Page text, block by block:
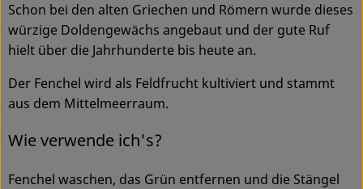
Blog & Aktuelles
Service
Schon bei den alten Griechen und Römern wurde dieses
würzige Doldengewächs angebaut und der gute Ruf
hielt über die Jahrhunderte bis heute an.
Der Fenchel wird als Feldfrucht kultiviert und stammt
aus dem Mittelmeerraum.
Wie verwende ich's?
Fenchel waschen, das Grün entfernen und die Stängel